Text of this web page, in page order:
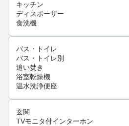
キッチン
ディスポーザー
食洗機
バス・トイレ
バス・トイレ別
追い焚き
浴室乾燥機
温水洗浄便座
玄関
TVモニタ付インターホン